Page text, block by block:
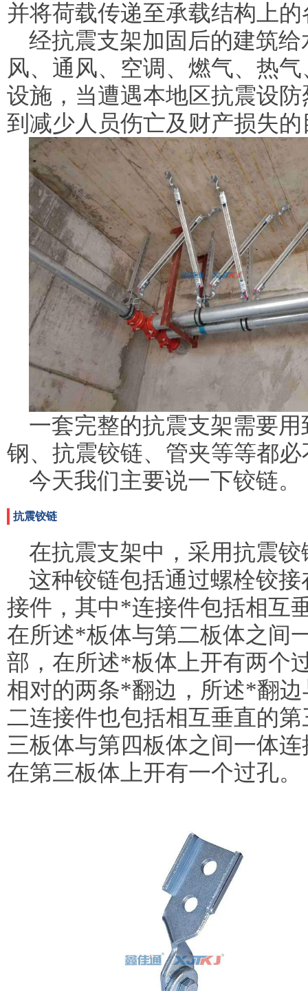
并将荷载传递至承载结构上
经抗震支架加固后的建筑
风、通风、空调、燃气、热
设施，当遭遇本地区抗震设
到减少人员伤亡及财产损失的
一套完整的抗震支架需要
钢、抗震铰链、管夹等等都
今天我们主要说一下铰链。
抗震铰链
在抗震支架中，采用抗震
这种铰链包括通过螺栓铰
接件，其中*连接件包括相互
在所述*板体与第二板体之间
部，在所述*板体上开有两个
相对的两条*翻边，所述*翻
二连接件也包括相互垂直的
三板体与第四板体之间一体
在第三板体上开有一个过孔。